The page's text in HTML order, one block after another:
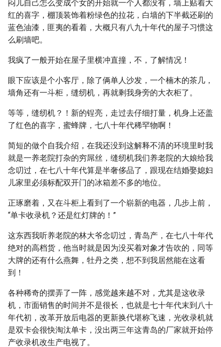
闷儿自己怎么变成个女的开始就一个人都没有，墙上贴着大
红的喜字，棚顶装饰着粉绿色的拉花，白墙的下半截还刷的
蓝色油漆，匪夷的看着，大概只有八九十年代的屋子习惯这
么刷墙吧。
我疯了一般开始在屋子里横冲直撞，不，了解情况！
眼下应该是个小客厅，除了俩单人沙发，一个楠木的茶几，
墙角还有一斗柜，缝纫机，再就剩我身旁的大衣柜了。
等等，缝纫机？！新的锃亮，走过去仔细打量，机身上还盖
了红色的喜字，蜜蜂牌，七八十年代稀罕物啊！
简短的做个自我介绍，在我还没到这解释不清的环境里时我
就是一养老院打杂的穷屌丝，缝纫机我们养老院的大娘给我
念叨过，在七八十年代算是半奢侈品了，跟现在结婚娶媳妇
儿家里必须标配双开门的冰箱差不多的地位。
正琢磨着，又在斗柜上看到了一个崭新的电器，几步上前，
“单卡收录机？还是红灯牌的！”
这东西我听养老院的林大爷念叨过，青岛产，在七八十年代
绝对的高档货，他当时就是因为没买着对象才告吹的，同等
大牌的还有什么燕舞，牡丹之类，想不到我居然能在这看
到！
各种稀奇的摆弄了一阵，感觉越来越不对，尤其是这收录
机，市面销售的时间并不是很长，也就是七十年代末到八十
年代初，改革开放后电器的更新换代堪称飞速，光收录机就
是双卡会很快淘汰单卡，没出两三年这青岛的厂家就开始停
产收录机改生产电视了。